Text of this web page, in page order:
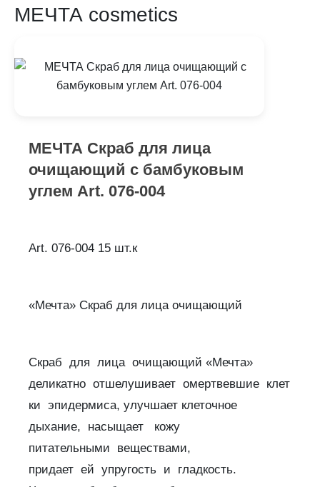
МЕЧТА cosmetics
МЕЧТА Скраб для лица
очищающий с бамбуковым
углем Art. 076-004
Art. 076-004 15 шт.к
«Мечта» Скраб для лица очищающий
Скраб для лица очищающий «Мечта»
деликатно отшелушивает омертвевшие клет
ки эпидермиса, улучшает клеточное
дыхание, насыщает кожу
питательными веществами,
придает ей упругость и гладкость.